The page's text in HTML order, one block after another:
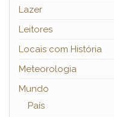
Lazer
Leitores
Locais com História
Meteorologia
Mundo
País